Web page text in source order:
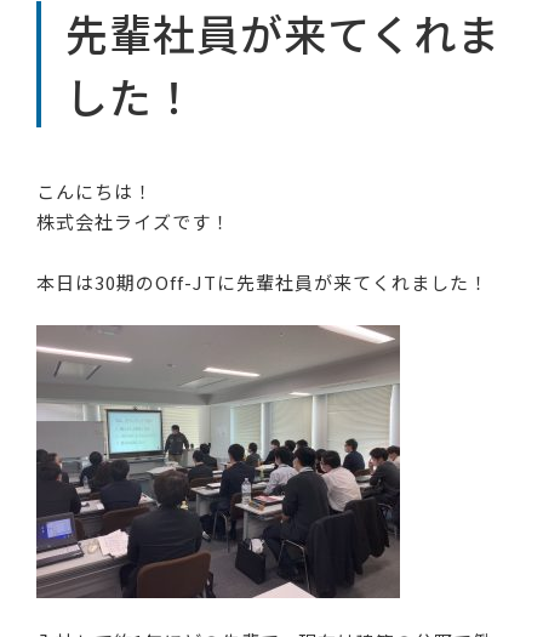
先輩社員が来てくれま
した！
こんにちは！
株式会社ライズです！
本日は30期のOff-JTに先輩社員が来てくれました！